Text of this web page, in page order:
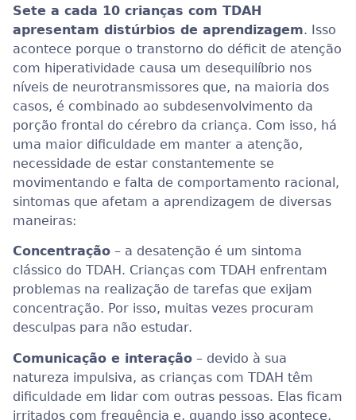
Sete a cada 10 crianças com TDAH
apresentam distúrbios de aprendizagem. Isso
acontece porque o transtorno do déficit de atenção
com hiperatividade causa um desequilíbrio nos
níveis de neurotransmissores que, na maioria dos
casos, é combinado ao subdesenvolvimento da
porção frontal do cérebro da criança. Com isso, há
uma maior dificuldade em manter a atenção,
necessidade de estar constantemente se
movimentando e falta de comportamento racional,
sintomas que afetam a aprendizagem de diversas
maneiras:
Concentração – a desatenção é um sintoma
clássico do TDAH. Crianças com TDAH enfrentam
problemas na realização de tarefas que exijam
concentração. Por isso, muitas vezes procuram
desculpas para não estudar.
Comunicação e interação – devido à sua
natureza impulsiva, as crianças com TDAH têm
dificuldade em lidar com outras pessoas. Elas ficam
irritados com frequência e, quando isso acontece,